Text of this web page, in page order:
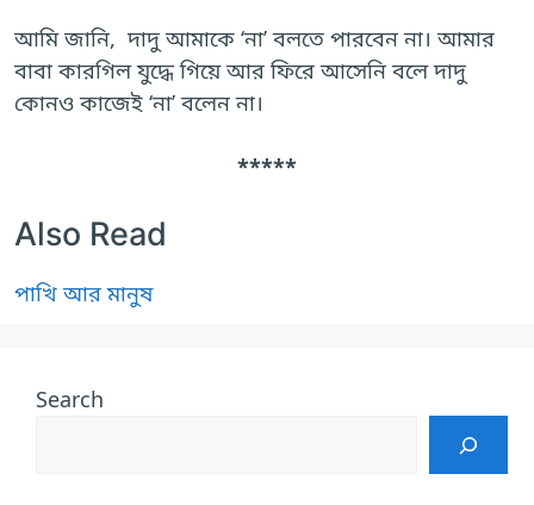
আমি জানি, দাদু আমাকে ‘না’ বলতে পারবেন না। আমার
বাবা কারগিল যুদ্ধে গিয়ে আর ফিরে আসেনি বলে দাদু
কোনও কাজেই ‘না’ বলেন না।
*****
Also Read
পাখি আর মানুষ
Search